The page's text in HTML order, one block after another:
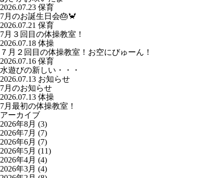
2026.07.23 保育
7月のお誕生日会🎂🦀
2026.07.21 保育
7月３回目の体操教室！
2026.07.18 体操
７月２回目の体操教室！お空にびゅーん！
2026.07.16 保育
水遊びの新しい・・・
2026.07.13 お知らせ
7月のお知らせ
2026.07.13 体操
7月最初の体操教室！
アーカイブ
2026年8月 (3)
2026年7月 (7)
2026年6月 (7)
2026年5月 (11)
2026年4月 (4)
2026年3月 (4)